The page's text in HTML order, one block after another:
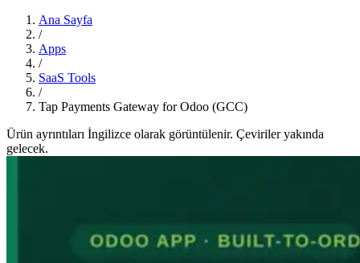
Ana Sayfa
/
Apps
/
SaaS Tools
/
Tap Payments Gateway for Odoo (GCC)
Ürün ayrıntıları İngilizce olarak görüntülenir. Çeviriler yakında
gelecek.